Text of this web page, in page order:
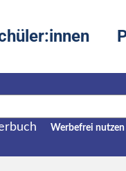
Werbefrei nutzen